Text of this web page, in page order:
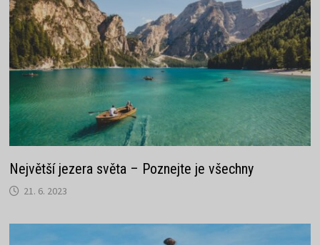
Největší jezera světa – Poznejte je všechny
21. 6. 2023